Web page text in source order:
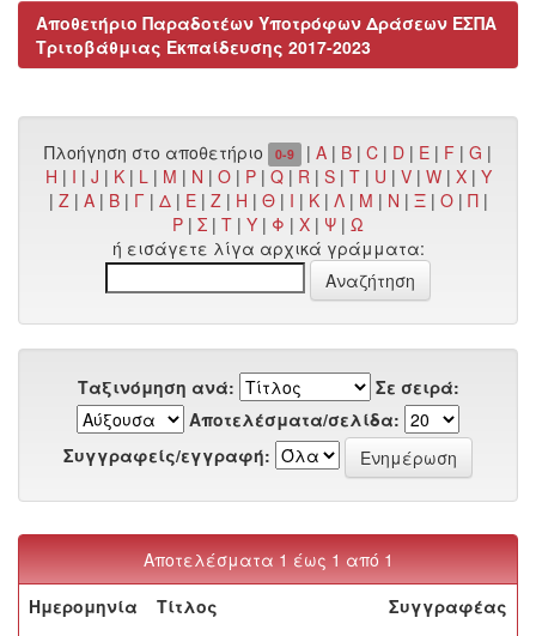
Αποθετήριο Παραδοτέων Υποτρόφων Δράσεων ΕΣΠΑ
Τριτοβάθμιας Εκπαίδευσης 2017-2023
Πλοήγηση στο αποθετήριο 0-9 |A | B |C | D | E | F |G |
H | I | J | K | L | M | N | O | P | Q | R | S | T | U | V | W | X | Y
| Z | Α | Β | Γ | Δ | Ε | Ζ | Η | Θ | Ι | Κ | Λ | Μ | Ν | Ξ | Ο | Π |
Ρ | Σ | Τ | Υ | Φ | Χ | Ψ | Ω
ή εισάγετε λίγα αρχικά γράμματα:
Ταξινόμηση ανά:
Σε σειρά:
Αποτελέσματα/σελίδα:
Συγγραφείς/εγγραφή:
Αποτελέσματα 1 έως 1 από 1
Ημερομηνία
Τίτλος
Συγγραφέας